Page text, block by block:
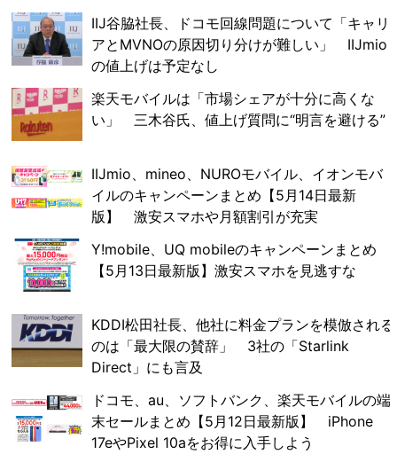
IIJ谷脇社長、ドコモ回線問題について「キャリ
アとMVNOの原因切り分けが難しい」 IIJmio
の値上げは予定なし
楽天モバイルは「市場シェアが十分に高くな
い」 三木谷氏、値上げ質問に“明言を避ける”
IIJmio、mineo、NUROモバイル、イオンモバ
イルのキャンペーンまとめ【5月14日最新
版】 激安スマホや月額割引が充実
Y!mobile、UQ mobileのキャンペーンまとめ
【5月13日最新版】激安スマホを見逃すな
KDDI松田社長、他社に料金プランを模倣される
のは「最大限の賛辞」 3社の「Starlink
Direct」にも言及
ドコモ、au、ソフトバンク、楽天モバイルの端
末セールまとめ【5月12日最新版】 iPhone
17eやPixel 10aをお得に入手しよう